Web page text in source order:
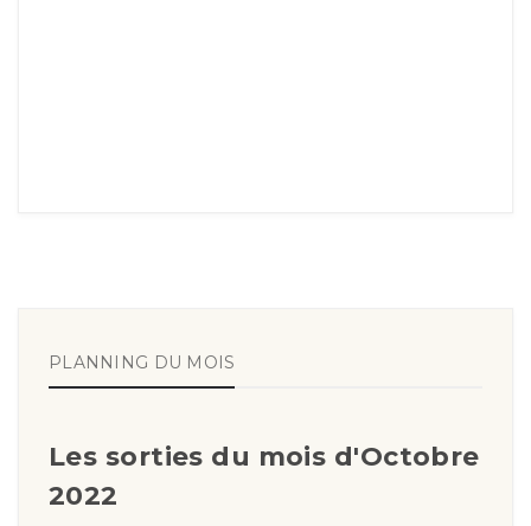
PLANNING DU MOIS
Les sorties du mois d'Octobre
2022